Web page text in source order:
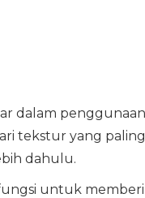
dalam
tekstur yang
dahulu.
untuk